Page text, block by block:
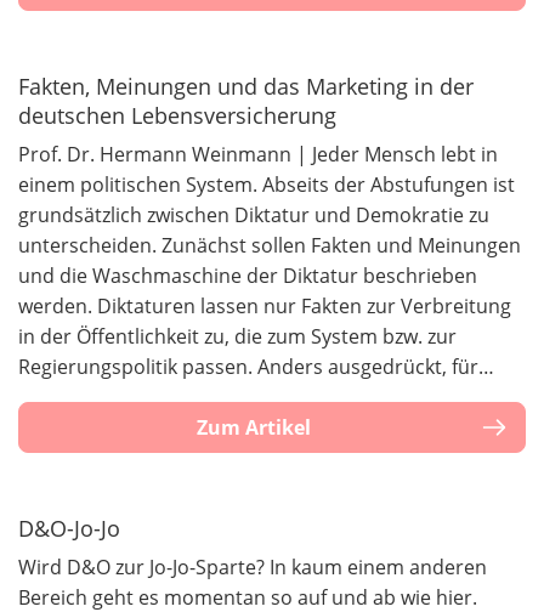
Fakten, Meinungen und das Marketing in der
deutschen Lebensversicherung
Prof. Dr. Hermann Weinmann | Jeder Mensch lebt in
einem politischen System. Abseits der Abstufungen ist
grundsätzlich zwischen Diktatur und Demokratie zu
unterscheiden. Zunächst sollen Fakten und Meinungen
und die Waschmaschine der Diktatur beschrieben
werden. Diktaturen lassen nur Fakten zur Verbreitung
in der Öffentlichkeit zu, die zum System bzw. zur
Regierungspolitik passen. Anders ausgedrückt, für…
Zum Artikel
D&O-Jo-Jo
Wird D&O zur Jo-Jo-Sparte? In kaum einem anderen
Bereich geht es momentan so auf und ab wie hier.